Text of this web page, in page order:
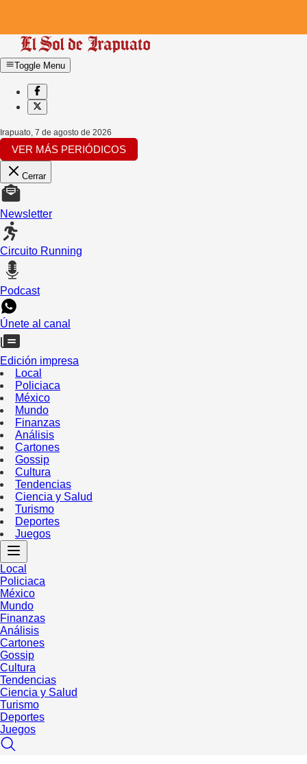
Toggle Menu
Irapuato, 7 de agosto de 2026
VER MÁS PERIÓDICOS
Cerrar
Newsletter
Circuito Running
Podcast
Únete al canal
Edición impresa
Local
Policiaca
México
Mundo
Finanzas
Análisis
Cartones
Gossip
Cultura
Tendencias
Ciencia y Salud
Turismo
Deportes
Juegos
Local
Policiaca
México
Mundo
Finanzas
Análisis
Cartones
Gossip
Cultura
Tendencias
Ciencia y Salud
Turismo
Deportes
Juegos